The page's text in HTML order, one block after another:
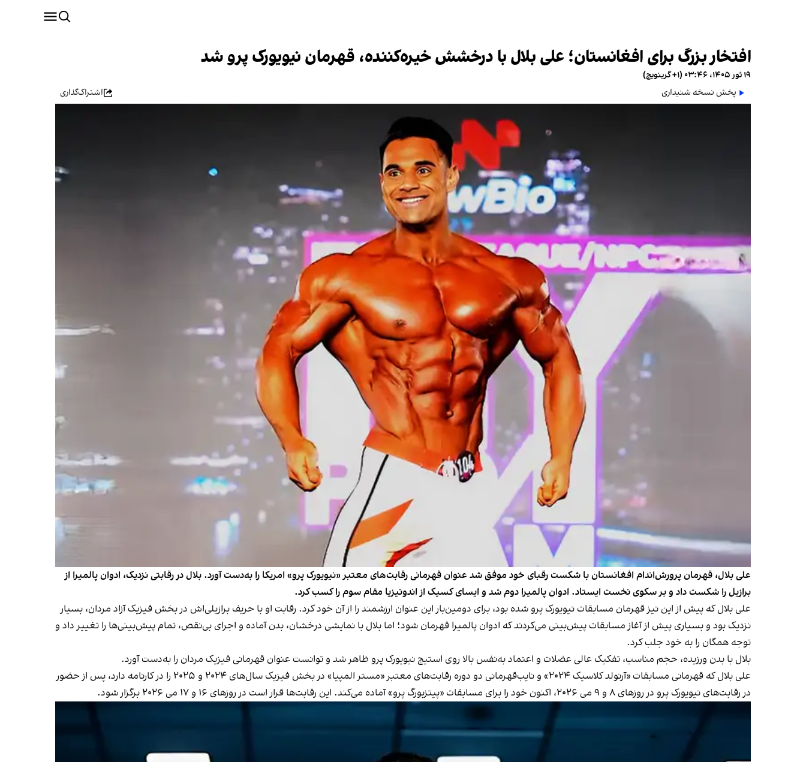
افتخار بزرگ برای افغانستان؛ علی بلال با درخشش خیره‌کننده، قهرمان نیویورک پرو شد
۱۹ ثور ۱۴۰۵، ۰۳:۴۶ (‎+۱ گرینویچ)
پخش نسخه شنیداری
اشتراک‌گذاری
علی بلال، قهرمان پرورش‌اندام افغانستان با شکست رقبای خود موفق شد عنوان قهرمانی رقابت‌های معتبر «نیویورک پرو» امریکا را به‌دست آورد. بلال در رقابتی نزدیک، ادوان پالمیرا از
برازیل را شکست داد و بر سکوی نخست ایستاد. ادوان پالمیرا دوم شد و ایسای کسیک از اندونیزیا مقام سوم را کسب کرد.
علی بلال که پیش از این نیز قهرمان مسابقات نیویورک پرو شده بود، برای دومین‌بار این عنوان ارزشمند را از آن خود کرد. رقابت او با حریف برازیلی‌اش در بخش فیزیک آزاد مردان، بسیار
نزدیک بود و بسیاری پیش از آغاز مسابقات پیش‌بینی می‌کردند که ادوان پالمیرا قهرمان شود؛ اما بلال با نمایشی درخشان، بدن آماده و اجرای بی‌نقص، تمام پیش‌بینی‌ها را تغییر داد و
توجه همگان را به خود جلب کرد.
بلال با بدن ورزیده، حجم مناسب، تفکیک عالی عضلات و اعتماد به‌نفس بالا روی استیج نیویورک پرو ظاهر شد و توانست عنوان قهرمانی فیزیک مردان را به‌دست آورد.
علی بلال که قهرمانی مسابقات «آرنولد کلاسیک ۲۰۲۴» و نایب‌قهرمانی دو دوره رقابت‌های معتبر «مستر المپیا» در بخش فیزیک سال‌های ۲۰۲۴ و ۲۰۲۵ را در کارنامه دارد، پس از حضور
در رقابت‌های نیویورک پرو در روزهای ۸ و ۹ می ۲۰۲۶، اکنون خود را برای مسابقات «پیتزبورگ پرو» آماده می‌کند. این رقابت‌ها قرار است در روزهای ۱۶ و ۱۷ می ۲۰۲۶ برگزار شود.